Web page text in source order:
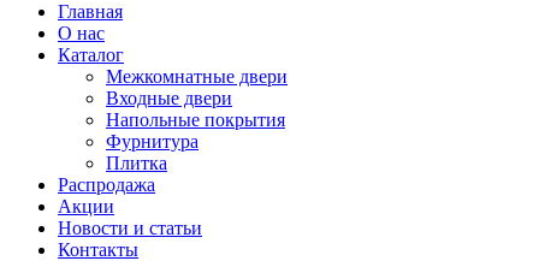
Главная
О нас
Каталог
Межкомнатные двери
Входные двери
Напольные покрытия
Фурнитура
Плитка
Распродажа
Акции
Новости и статьи
Контакты